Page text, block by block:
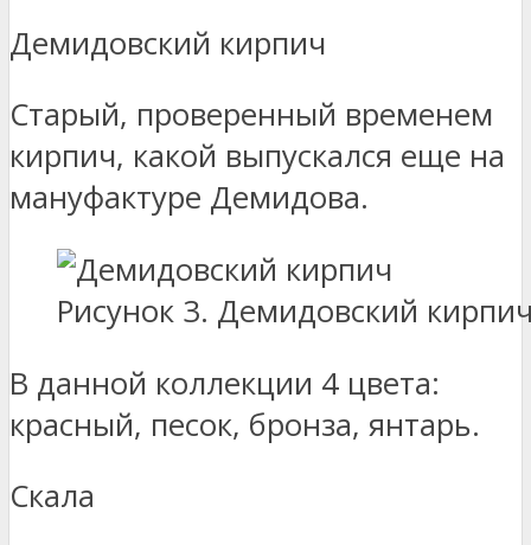
Демидовский кирпич
Старый, проверенный временем
кирпич, какой выпускался еще на
мануфактуре Демидова.
Рисунок 3. Демидовский
В данной коллекции 4 цвета:
красный, песок, бронза, янтарь.
Скала